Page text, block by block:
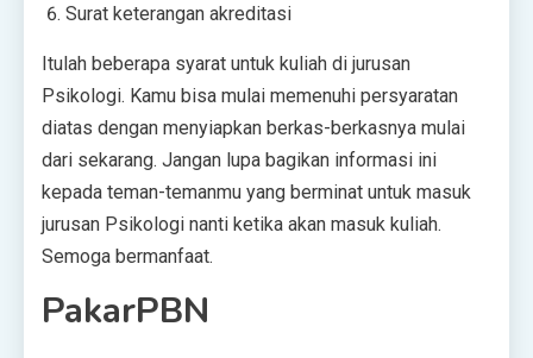
Surat keterangan akreditasi
Itulah beberapa syarat untuk kuliah di jurusan
Psikologi. Kamu bisa mulai memenuhi persyaratan
diatas dengan menyiapkan berkas-berkasnya mulai
dari sekarang. Jangan lupa bagikan informasi ini
kepada teman-temanmu yang berminat untuk masuk
jurusan Psikologi nanti ketika akan masuk kuliah.
Semoga bermanfaat.
PakarPBN